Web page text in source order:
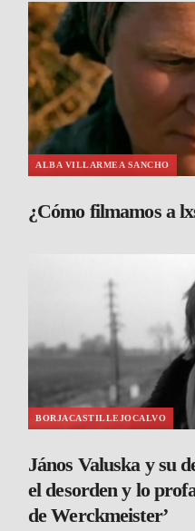
ALBA VILLARMEA SANCHO
¿Cómo filmamos a
BORJACASTILLEJOCALVO
János Valuska y su
el desorden y lo
de Werckmeister’